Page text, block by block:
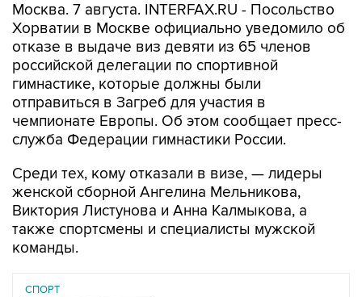
Москва. 7 августа. INTERFAX.RU - Посольство
Хорватии в Москве официально уведомило об
отказе в выдаче виз девяти из 65 членов
российской делегации по спортивной
гимнастике, которые должны были
отправиться в Загреб для участия в
чемпионате Европы. Об этом сообщает пресс-
служба Федерации гимнастики России.
Среди тех, кому отказали в визе, — лидеры
женской сборной Ангелина Мельникова,
Виктория Листунова и Анна Калмыкова, а
также спортсмены и специалисты мужской
команды.
СПОРТ